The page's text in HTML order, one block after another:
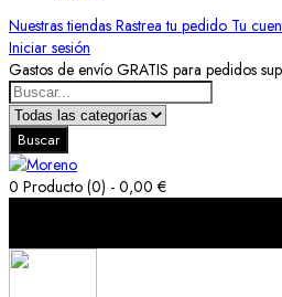
Nuestras tiendas Rastrea tu pedido Tu
Iniciar sesión
Gastos de envío GRATIS para pedidos
Buscar
0 Producto (0) - 0,00 €